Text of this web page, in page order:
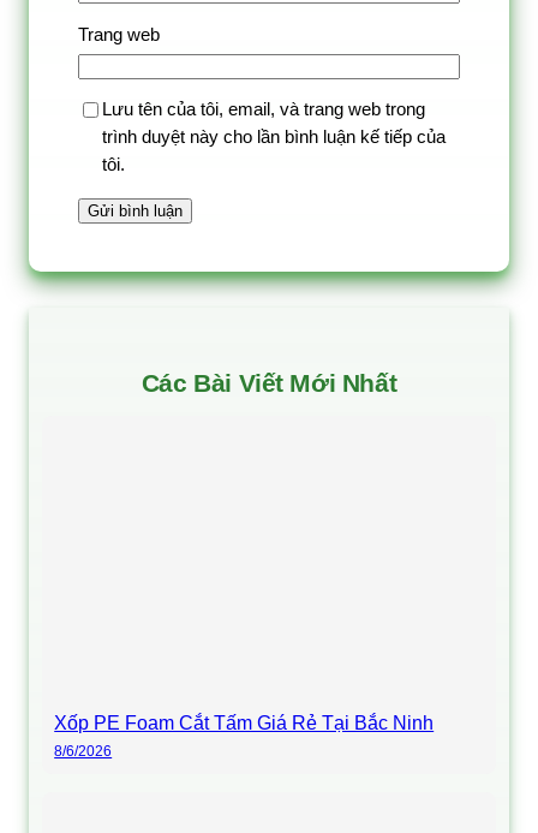
Trang web
Lưu tên của tôi, email, và trang web trong
trình duyệt này cho lần bình luận kế tiếp của
tôi.
Các Bài Viết Mới Nhất
Xốp PE Foam Cắt Tấm Giá Rẻ Tại Bắc Ninh
8/6/2026